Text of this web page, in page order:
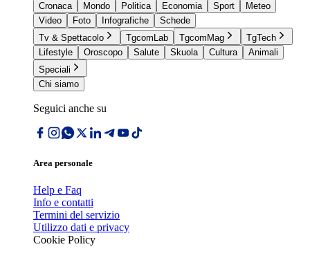
Cronaca
Mondo Politica Economia Sport
Meteo
Video
Foto Infografiche
Schede
Tv & Spettacolo
TgcomLab TgcomMag
TgTech
Lifestyle
Oroscopo Salute Skuola Cultura
Animali
Speciali
Chi siamo
Seguici anche su
Area personale
Help e Faq
Info e contatti
Termini del servizio
Utilizzo dati e privacy
Cookie Policy